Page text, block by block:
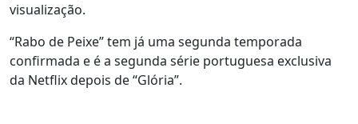
visualização.
“Rabo de Peixe” tem já uma segunda temporada
confirmada e é a segunda série portuguesa exclusiva
da Netflix depois de “Glória”.